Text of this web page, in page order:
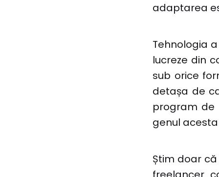
adaptarea
Tehnologia
lucreze din
sub orice
detașa de
program de
genul
Știm doar